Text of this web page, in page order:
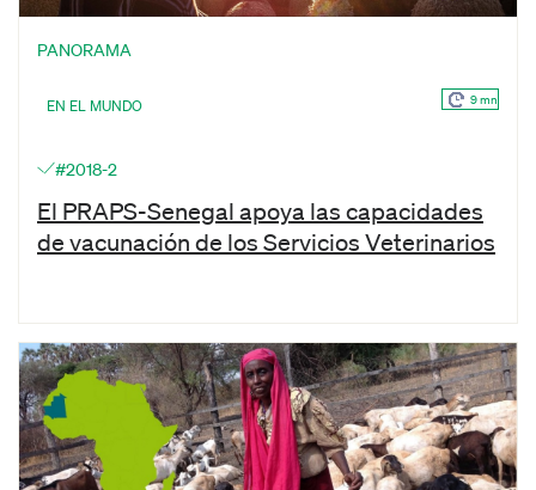
PANORAMA
EN EL MUNDO 9 mn
#2018-2
El PRAPS-Senegal apoya las capacidades
de vacunación de los Servicios Veterinarios